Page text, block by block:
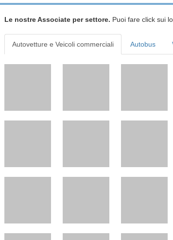
Le nostre Associate per settore. Puoi fare click sui
Autovetture e Veicoli commerciali Autobus